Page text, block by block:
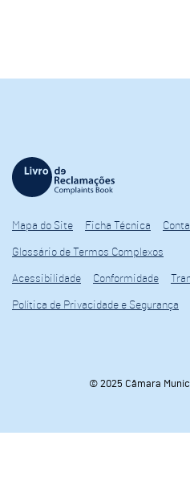
Mapa do Site Ficha Técnica
Glossário de Termos Complexos
Acessibilidade Conformidade
Política de Privacidade e Segurança
© 2025 Câmara